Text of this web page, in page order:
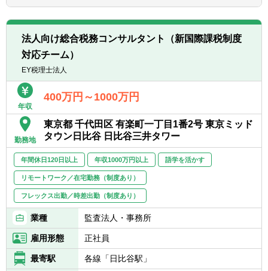
■悪いことも含めあらゆる事象を自己成長機
会だと捉えることができる（主体性）
・個人/相続の申告代行
・税務面の調査（税務DD）
・組織再編ストラクチャーの検討/実行支援
＜在宅勤務について＞
業務に慣れていただくまでは基本的に出社い
～2日のリモートワークが可能です。
法人向け総合税務コンサルタント（新国際課税制度
対応チーム）
EY税理士法人
年収
400万円～1000万円
勤務地
東京都 千代田区 有楽町一丁目1番2号 東京ミッド
タウン日比谷 日比谷三井タワー
年間休日120日以上 年収1000万円以上 語学を活かす
リモートワーク／在宅勤務（制度あり）
フレックス出勤／時差出勤（制度あり）
業種 監査法人・事務所
雇用形態 正社員
最寄駅 各線「日比谷駅」